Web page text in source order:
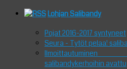
Lohjan Salibandy
Pojat 2016-2017 syntyneet
Seura - Tytöt pelaa!
salibandykerhoihin avattu